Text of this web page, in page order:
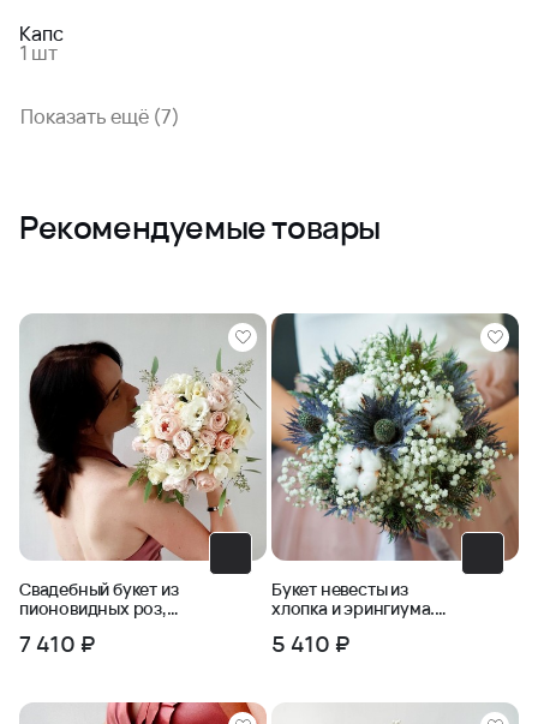
Капс
1 шт
Показать ещё (7)
Рекомендуемые товары
Свадебный букет из
пионовидных роз,
7 410 ₽
Букет невесты из
хлопка и эрингиума.
5 410 ₽